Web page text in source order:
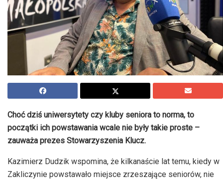
Choć dziś uniwersytety czy kluby seniora to norma, to
początki ich powstawania wcale nie były takie proste –
zauważa prezes Stowarzyszenia Klucz.
Kazimierz Dudzik wspomina, że kilkanaście lat temu, kiedy w
Zakliczynie powstawało miejsce zrzeszające seniorów, nie